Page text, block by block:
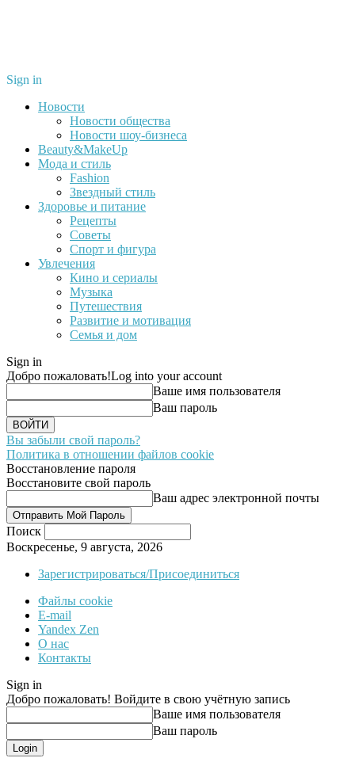
Sign in
Новости
Новости общества
Новости шоу-бизнеса
Beauty&MakeUp
Мода и стиль
Fashion
Звездный стиль
Здоровье и питание
Рецепты
Советы
Спорт и фигура
Увлечения
Кино и сериалы
Музыка
Путешествия
Развитие и мотивация
Семья и дом
Sign in
Добро пожаловать!Log into your account
Ваше имя пользователя
Ваш пароль
Вы забыли свой пароль?
Политика в отношении файлов cookie
Восстановление пароля
Восстановите свой пароль
Ваш адрес электронной почты
Поиск
Воскресенье, 9 августа, 2026
Зарегистрироваться/Присоединиться
Файлы cookie
E-mail
Yandex Zen
О нас
Контакты
Sign in
Добро пожаловать! Войдите в свою учётную запись
Ваше имя пользователя
Ваш пароль